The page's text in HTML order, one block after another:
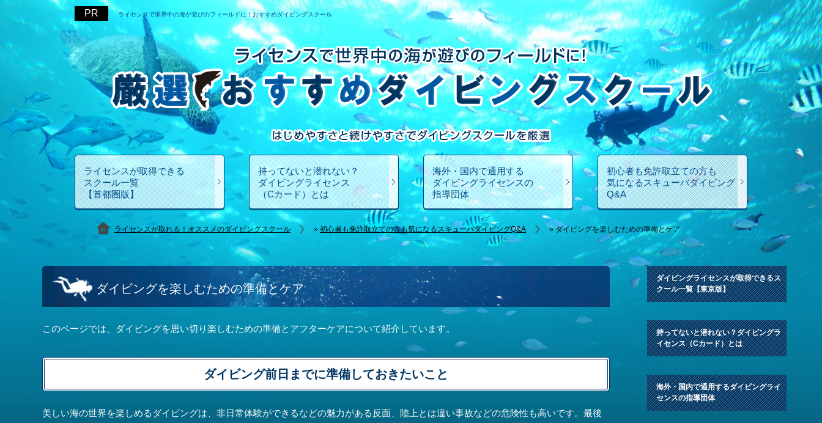
ライセンスで世界中の海が遊びのフィールドに！おすすめダイビングスクール
ライセンスが取得できる
スクール一覧
【首都圏版】
持ってないと潜れない？
ダイビングライセンス
（Cカード）とは
海外・国内で通用する
ダイビングライセンスの
指導団体
初心者も免許取立ての方も
気になるスキューバダイビング
Q&A
ライセンスが取れる！オススメのダイビングスクール » 初心者も免許取立ての方も気になるスキューバダイビングQ&A »ダイビングを楽しむための準備とケア
ダイビングを楽しむための準備とケア
このページでは、ダイビングを思い切り楽しむための準備とアフターケアについて紹介しています。
ダイビング前日までに準備しておきたいこと
美しい海の世界を楽しめるダイビングは、非日常体験ができるなどの魅力がある反面、陸上とは違い事故などの危険性も高いです。最後
ダイビングライセンスが取得できるス
クール一覧【東京版】
持ってないと潜れない？ダイビングラ
イセンス（Cカード）とは
海外・国内で通用するダイビングライ
センスの指導団体